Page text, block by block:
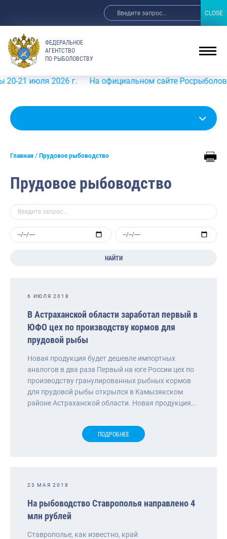
ФЕДЕРАЛЬНОЕ
АГЕНТСТВО
ПО РЫБОЛОВСТВУ
2026 г. На официальном сайте Росрыболовства в
Главная Прудовое рыбоводство
Прудовое рыбоводство
НАЙТИ
6 ИЮЛЯ 2018
В Астраханской области заработал первый в
ЮФО цех по производству кормов для
прудовой рыбы
Новая продукция будет дешевле импортных
аналогов в два раза Первый на юге России цех по
производству гранулированных рыбных кормов
для прудовой рыбы открылся в Камызякском
районе Астраханской области. Новая продукция…
ПОДРОБНЕЕ
23 МАЯ 2018
На рыбоводство Ставрополья направлено 4
млн рублей
Ставрополье, как известно, край
CLOSE
CLOSE